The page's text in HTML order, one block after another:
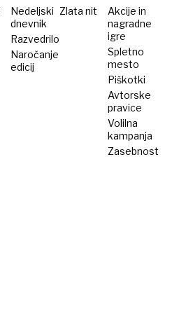
Nedeljski
dnevnik
Razvedrilo
Naročanje
edicij
Zlata nit
Akcije in
nagradne
igre
Spletno
mesto
Piškotki
Avtorske
pravice
Volilna
kampanja
Zasebnost